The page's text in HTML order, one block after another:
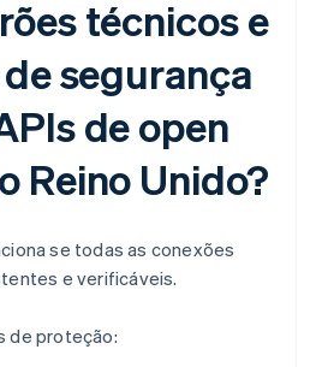
técnicos e
segurança
de open
Reino Unido?
se todas as conexões
e verificáveis.
de proteção: